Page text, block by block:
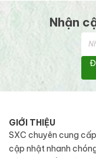
Nhận
GIỚI THIỆU
SXC chuyên cung
cập nhật nhanh